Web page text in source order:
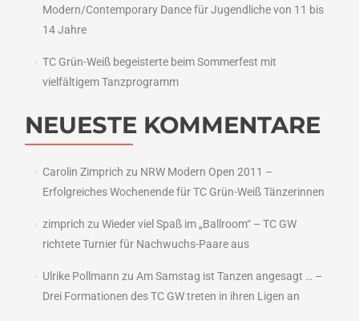
Modern/Contemporary Dance für Jugendliche von 11 bis
14 Jahre
TC Grün-Weiß begeisterte beim Sommerfest mit
vielfältigem Tanzprogramm
NEUESTE KOMMENTARE
Carolin Zimprich zu NRW Modern Open 2011 –
Erfolgreiches Wochenende für TC Grün-Weiß Tänzerinnen
zimprich zu Wieder viel Spaß im „Ballroom“ – TC GW
richtete Turnier für Nachwuchs-Paare aus
Ulrike Pollmann zu Am Samstag ist Tanzen angesagt … –
Drei Formationen des TC GW treten in ihren Ligen an